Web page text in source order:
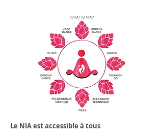
Le NIA est accessible à tous